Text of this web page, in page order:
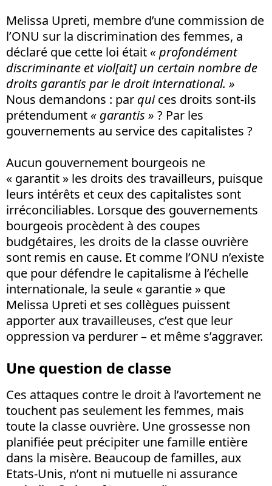
Melissa Upreti, membre d’une commission de
l’ONU sur la discrimination des femmes, a
déclaré que cette loi était « profondément
discriminante et viol[ait] un certain nombre de
droits garantis par le droit international. »
Nous demandons : par quices droits sont-ils
prétendument « garantis » ? Par les
gouvernements au service des capitalistes ?
Aucun gouvernement bourgeois ne
« garantit » les droits des travailleurs, puisque
leurs intérêts et ceux des capitalistes sont
irréconciliables. Lorsque des gouvernements
bourgeois procèdent à des coupes
budgétaires, les droits de la classe ouvrière
sont remis en cause. Et comme l’ONU n’existe
que pour défendre le capitalisme à l’échelle
internationale, la seule « garantie » que
Melissa Upreti et ses collègues puissent
apporter aux travailleuses, c’est que leur
oppression va perdurer – et même s’aggraver.
Une question de classe
Ces attaques contre le droit à l’avortement ne
touchent pas seulement les femmes, mais
toute la classe ouvrière. Une grossesse non
planifiée peut précipiter une famille entière
dans la misère. Beaucoup de familles, aux
Etats-Unis, n’ont ni mutuelle ni assurance